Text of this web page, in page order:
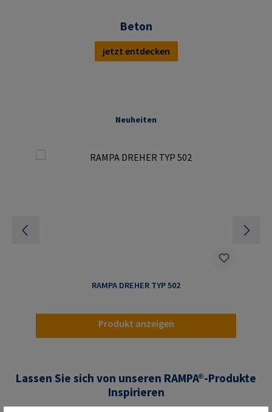
Beton
jetzt entdecken
Produktgalerie überspringen
Neuheiten
RAMPA DREHER TYP 502
Produkt anzeigen
Lassen Sie sich von unseren RAMPA®-Produkte
Inspirieren